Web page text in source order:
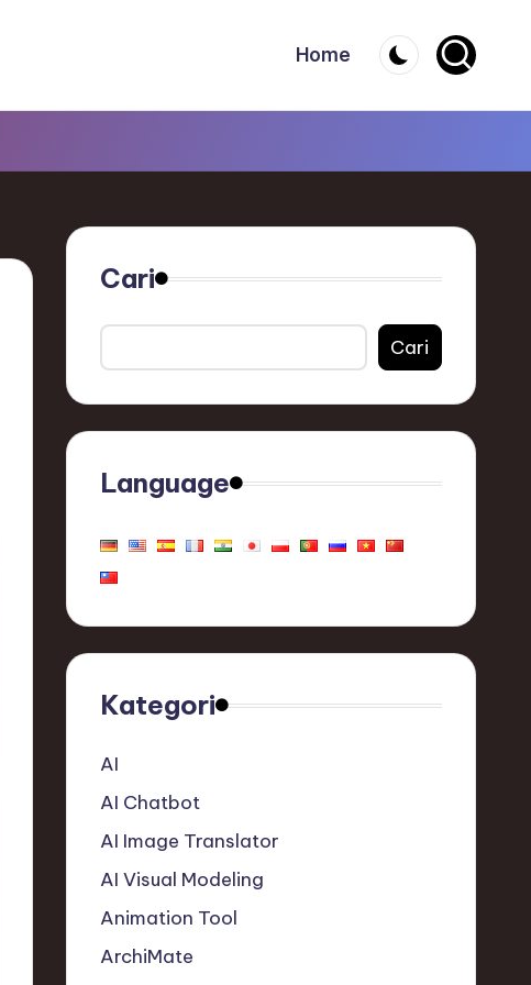
Home
Cari
Cari
Language
Kategori
AI
AI Chatbot
AI Image Translator
AI Visual Modeling
Animation Tool
ArchiMate